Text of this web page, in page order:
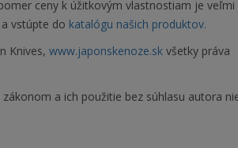
ceny k úžitkovým vlastnostiam je veľmi
vstúpte do katalógu našich produktov.
Knives, www.japonskenoze.skvšetky práva
a ich použitie bez súhlasu autora